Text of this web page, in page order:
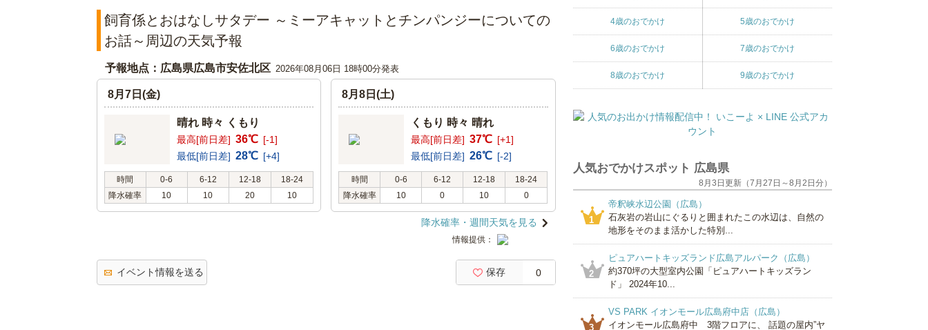
飼育係とおはなしサタデー ～ミーアキャットとチンパンジーについての
お話～周辺の天気予報
予報地点：広島県広島市安佐北区 2026年08月06日 18時00分発表
8月7日(金)
晴れ 時々 くもり
最高[前日差] 36℃ [-1]
最低[前日差] 28℃ [+4]
時間 0-6 6-12 12-18
18-24
降水確率
10 10 20 10
8月8日(土)
くもり 時々 晴れ
最高[前日差] 37℃ [+1]
最低[前日差] 26℃ [-2]
時間 0-6 6-12 12-18
18-24
降水確率
10 0 10 0
降水確率・週間天気を見る
情報提供：
イベント情報を送る 保存 0
4歳のおでかけ 5歳のおでかけ
6歳のおでかけ 7歳のおでかけ
8歳のおでかけ 9歳のおでかけ
人気おでかけスポット 広島県
8月3日更新（7月27日～8月2日分）
1
帝釈峡水辺公園（広島）
石灰岩の岩山にぐるりと囲まれたこの水辺は、自然の
地形をそのまま活かした特別...
2
ピュアハートキッズランド広島アルパーク（広島）
約370坪の大型室内公園「ピュアハートキッズラン
ド」 2024年10...
3
VS PARK イオンモール広島府中店（広島）
イオンモール広島府中 3階フロアに、 話題の屋内”ヤ